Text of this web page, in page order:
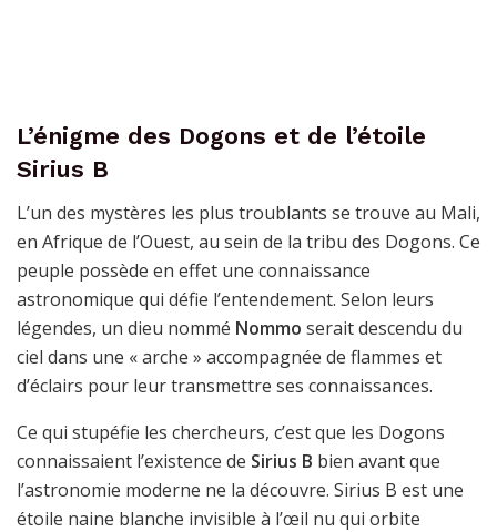
L’énigme des Dogons et de l’étoile
Sirius B
L’un des mystères les plus troublants se trouve au Mali,
en Afrique de l’Ouest, au sein de la tribu des Dogons. Ce
peuple possède en effet une connaissance
astronomique qui défie l’entendement. Selon leurs
légendes, un dieu nommé Nommo serait descendu du
ciel dans une « arche » accompagnée de flammes et
d’éclairs pour leur transmettre ses connaissances.
Ce qui stupéfie les chercheurs, c’est que les Dogons
connaissaient l’existence de Sirius B bien avant que
l’astronomie moderne ne la découvre. Sirius B est une
étoile naine blanche invisible à l’œil nu qui orbite